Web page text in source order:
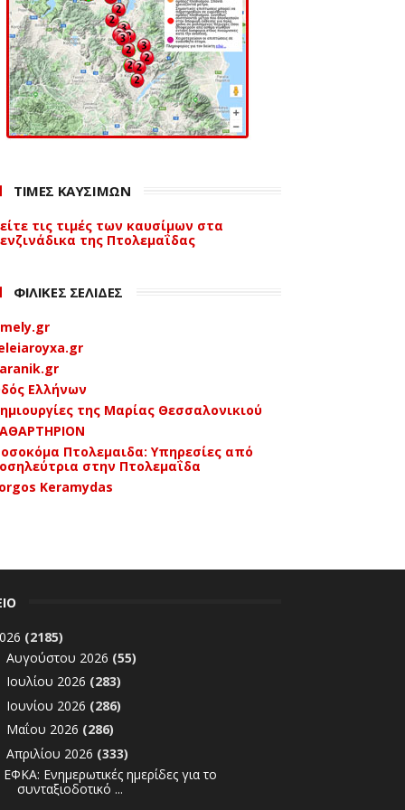
ΤΙΜΕΣ ΚΑΥΣΙΜΩΝ
τις τιμές των καυσίμων στα
της Πτολεμαΐδας
ΦΙΛΙΚΕΣ ΣΕΛΙΔΕΣ
Ελλήνων
της Μαρίας Θεσσαλονικιού
Πτολεμαιδα: Υπηρεσίες από
στην Πτολεμαΐδα
Keramydas
(2185)
Αυγούστου 2026 (55)
Ιουλίου 2026 (283)
Ιουνίου 2026 (286)
Μαΐου 2026 (286)
Απριλίου 2026 (333)
ΕΦΚΑ: Ενημερωτικές ημερίδες για το
συνταξιοδοτικό ...